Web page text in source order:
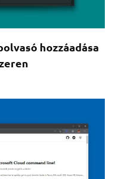
hozzáadása